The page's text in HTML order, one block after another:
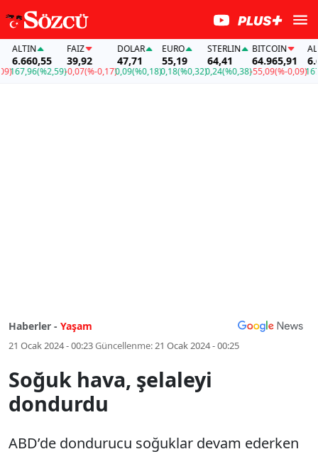
(%2,59)
FAİZ
39,92
-0,07(%-0,17)
DOLAR
47,71
0,09(%0,18)
EURO
55,19
0,18(%0,32)
STERLIN
64,41
0,24(%0,38)
BITCOIN
64.965,91
-55,09(%-0,09)
ALTIN
167,96
Haberler - Yaşam
21 Ocak 2024 - 00:23Güncellenme:21 Ocak 2024 - 00:25
Soğuk hava, şelaleyi
dondurdu
ABD’de dondurucu soğuklar devam ederken